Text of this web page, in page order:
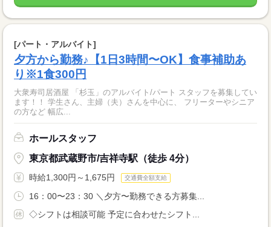
[パート・アルバイト]
夕方から勤務♪【1日3時間〜OK】食事補助あ
り※1食300円
大衆寿司居酒屋 「杉玉」のアルバイト/パート スタッフを募集してい
ます！！ 学生さん、主婦（夫）さんを中心に、 フリーターやシニア
の方など 幅広...
ホールスタッフ
東京都武蔵野市/吉祥寺駅（徒歩 4分）
時給1,300円～1,675円 交通費全額支給
16：00〜23：30 ＼夕方〜勤務できる方募集...
◇シフトは相談可能 予定に合わせたシフト...